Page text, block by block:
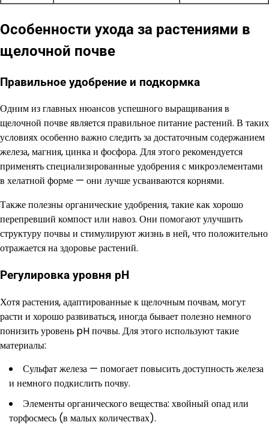
Особенности ухода за растениями в
щелочной почве
Правильное удобрение и подкормка
Одним из главных нюансов успешного выращивания в
щелочной почве является правильное питание растений. В таких
условиях особенно важно следить за достаточным содержанием
железа, магния, цинка и фосфора. Для этого рекомендуется
применять специализированные удобрения с микроэлементами
в хелатной форме — они лучше усваиваются корнями.
Также полезны органические удобрения, такие как хорошо
перепревший компост или навоз. Они помогают улучшить
структуру почвы и стимулируют жизнь в ней, что положительно
отражается на здоровье растений.
Регулировка уровня pH
Хотя растения, адаптированные к щелочным почвам, могут
расти и хорошо развиваться, иногда бывает полезно немного
понизить уровень pH почвы. Для этого используют такие
материалы:
Сульфат железа — помогает повысить доступность железа
и немного подкислить почву.
Элементы органического вещества: хвойный опад или
торфосмесь (в малых количествах).